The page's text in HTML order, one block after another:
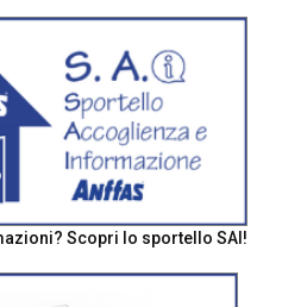
Scopri lo sportello SAI!